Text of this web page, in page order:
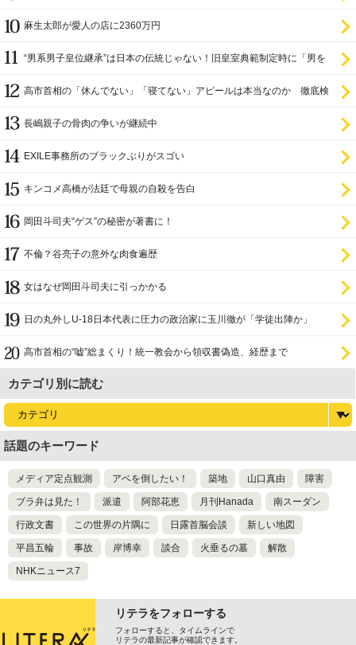
麻生太郎が愛人の店に2360万円
“男系男子皇位継承”は日本の伝統じゃない！旧皇室典範制定時に「男を
高市首相の「休んでない」「寝てない」アピールは本当なのか 徹底検
長嶋親子の骨肉の争いが継続中
EXILE事務所のブラックぶりがスゴい
キンコメ高橋が法廷で母親の自殺を告白
岡田斗司夫“ゲス”の秘密が著書に！
不倫？谷亮子の意外な肉食遍歴
女はなぜ岡田斗司夫に引っかかる
日の丸外しU-18日本代表に圧力の政治家に玉川徹が「学徒出陣か」
高市首相の“嘘”総まくり！統一教会から領収書偽造、経歴まで
カテゴリ別に読む
話題のキーワード
メディア定点観測 アベを倒したい！ 築地 山口真由 障害
ブラ弁は見た！ 派遣 阿部花恵 月刊Hanada 南スーダン
行政文書 この世界の片隅に 日露首脳会談 新しい地図
平昌五輪 事故 岸博幸 談合 火垂るの墓 解散
NHKニュース7
リテラをフォローする
フォローすると、タイムラインで
リテラの最新記事が確認できます。